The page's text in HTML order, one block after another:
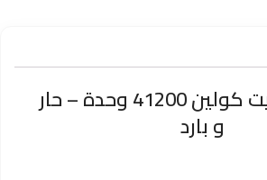
مكيف كاسيت كولين 41200 وحدة – حار
و بارد